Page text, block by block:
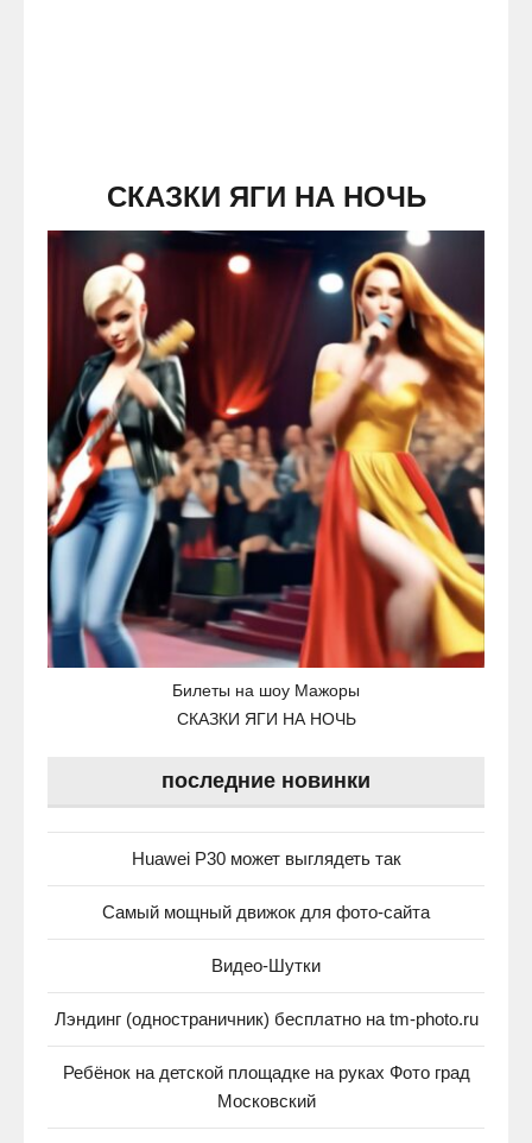
СКАЗКИ ЯГИ НА НОЧЬ
Билеты на шоу Мажоры
СКАЗКИ ЯГИ НА НОЧЬ
последние новинки
Huawei P30 может выглядеть так
Самый мощный движок для фото-сайта
Видео-Шутки
Лэндинг (одностраничник) бесплатно на tm-photo.ru
Ребёнок на детской площадке на руках Фото град
Московский